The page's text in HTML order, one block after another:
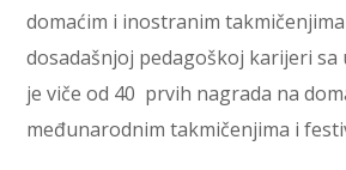
domaćim i inostranim
dosadašnjoj pedagoškoj karijeri sa
je viče od 40 prvih nagrada na
međunarodnim takmičenjima i